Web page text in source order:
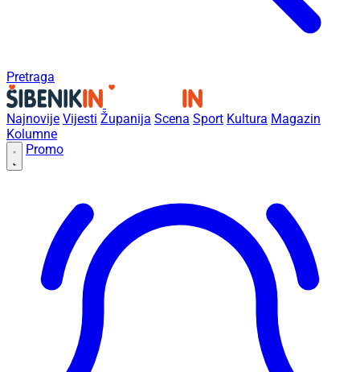
Pretraga
Najnovije Vijesti Županija Scena Sport Kultura Magazin
Kolumne
Promo